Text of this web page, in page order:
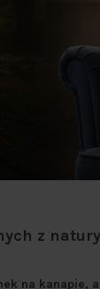
z natury
na kanapie,